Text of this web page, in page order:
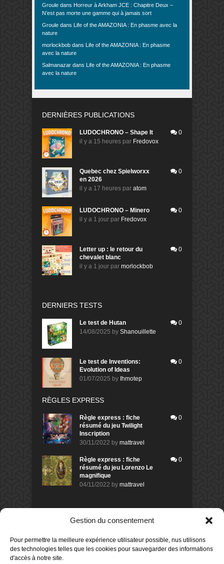
Gestion du consentement
Pour permettre la meilleure expérience utilisateur possible, nus utilisons
des technologies telles que les cookies pour sauvegarder des informations
d'accès à notre site.
Groule dans Horreur à Arkham JCE : Chapitre Deux –
N’est pas morte une gamme qui à jamais sort
Groule dans
Life of the AMAZONIA : En phasme avec la
nature
morlockbob dans
Life of the AMAZONIA : En phasme
avec la nature
Salmanazar dans
Life of the AMAZONIA : En phasme
avec la nature
DERNIÈRES PUBLICATIONS
LUDOCHRONO – Shape It
il y a 15 heures par Fredovox
0
Quebec chez Spielworxx
en 2026
il y a 17 heures par atom
0
LUDOCHRONO – Minero
il y a 1 jour par Fredovox
0
Letter up : le retour du
chevalet blanc
il y a 1 jour par morlockbob
0
DERNIERS TESTS
Le test de Hutan
14/08/2025 by Shanouillette
0
Le test de Inventions:
Evolution of Ideas
01/07/2025 by Ihmotep
0
RÈGLES EXPRESS
Règle express : fiche
résumé du jeu Twilight
Inscription
30/11/2022 by mattravel
0
Règle express : fiche
résumé du jeu Lorenzo Le
magnifique
04/11/2022 by mattravel
0
DERNIERS AVIS DES MEMBRES
Avis de morlockbob
Sur le jeu Collect!
il y a 2 heures